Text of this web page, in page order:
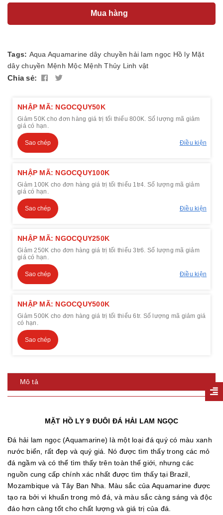
Mua hàng
Tags: Aqua Aquamarine dây chuyền hải lam ngọc Hồ ly Mặt
dây chuyền Mệnh Mộc Mệnh Thủy Linh vật
Chia sẻ:
NHẬP MÃ: NGOCQUY50K
Giảm 50K cho đơn hàng giá trị tối thiểu 800K. Số lượng mã giảm
giá có hạn.
Sao chép Điều kiện
NHẬP MÃ: NGOCQUY100K
Giảm 100K cho đơn hàng giá trị tối thiểu 1tr4. Số lượng mã giảm
giá có hạn.
Sao chép Điều kiện
NHẬP MÃ: NGOCQUY250K
Giảm 250K cho đơn hàng giá trị tối thiểu 3tr6. Số lượng mã giảm
giá có hạn.
Sao chép Điều kiện
NHẬP MÃ: NGOCQUY500K
Giảm 500K cho đơn hàng giá trị tối thiểu 6tr. Số lượng mã giảm giá
có hạn.
Sao chép
Mô tả
MẶT HỒ LY 9 ĐUÔI ĐÁ HẢI LAM NGỌC
Đá hải lam ngọc (Aquamarine) là một loại đá quý có màu xanh
nước biển, rất đẹp và quý giá. Nó được tìm thấy trong các mỏ
đá ngầm và có thể tìm thấy trên toàn thế giới, nhưng các
nguồn cung cấp chính xác nhất được tìm thấy tại Brazil,
Mozambique và Tây Ban Nha. Màu sắc của Aquamarine được
tạo ra bởi vi khuẩn trong mỏ đá, và màu sắc càng sáng và độc
đáo hơn càng tốt cho chất lượng và giá trị của đá.